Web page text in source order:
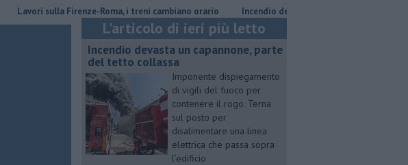
sulla Firenze-Roma, i treni cambiano orario Incendio devasta un capannone, parte del tetto
L'articolo di ieri più letto
Incendio devasta un capannone, parte
del tetto collassa
Imponente dispiegamento
di vigili del fuoco per
contenere il rogo. Terna
sul posto per
disalimentare una linea
elettrica che passa sopra
l’edificio